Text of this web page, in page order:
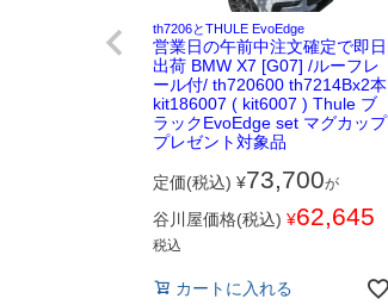
th7206とTHULE EvoEdge
営業日の午前中注文確定で即日
出荷 BMW X7 [G07] /ルーフレ
ール付/ th720600 th7214Bx2本
kit186007 ( kit6007 ) Thule ブ
ラックEvoEdge set マグカップ
プレゼント対象品
定価(税込) ¥73,700が
谷川屋価格(税込) ¥62,645
税込
カートに入れる